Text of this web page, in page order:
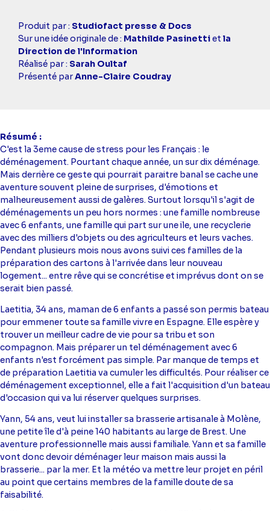
Casting
simba
Produit par : Studiofact presse & Docs
Sur une idée originale de : Mathilde Pasinettiet la
Direction de l'Information
Réalisé par : Sarah Oultaf
Présenté parAnne-Claire Coudray
Résumé
C'est la 3eme cause de stress pour les Français : le
déménagement. Pourtant chaque année, un sur dix déménage.
Mais derrière ce geste qui pourrait paraitre banal se cache une
aventure souvent pleine de surprises, d'émotions et
malheureusement aussi de galères. Surtout lorsqu'il s'agit de
déménagements un peu hors normes : une famille nombreuse
avec 6 enfants, une famille qui part sur une ile, une recyclerie
avec des milliers d'objets ou des agriculteurs et leurs vaches.
Pendant plusieurs mois nous avons suivi ces familles de la
préparation des cartons à l'arrivée dans leur nouveau
logement... entre rêve qui se concrétise et imprévus dont on se
serait bien passé.
Laetitia, 34 ans, maman de 6 enfants a passé son permis bateau
pour emmener toute sa famille vivre en Espagne. Elle espère y
trouver un meilleur cadre de vie pour sa tribu et son
compagnon. Mais préparer un tel déménagement avec 6
enfants n'est forcément pas simple. Par manque de temps et
de préparation Laetitia va cumuler les difficultés. Pour réaliser ce
déménagement exceptionnel, elle a fait l'acquisition d'un bateau
d'occasion qui va lui réserver quelques surprises.
Yann, 54 ans, veut lui installer sa brasserie artisanale à Molène,
une petite île d'à peine 140 habitants au large de Brest. Une
aventure professionnelle mais aussi familiale. Yann et sa famille
vont donc devoir déménager leur maison mais aussi la
brasserie... par la mer. Et la météo va mettre leur projet en péril
au point que certains membres de la famille doute de sa
faisabilité.